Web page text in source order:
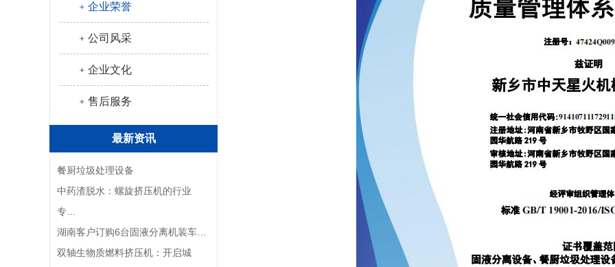
﹢企业荣誉
﹢公司风采
﹢企业文化
﹢售后服务
最新资讯
餐厨垃圾处理设备
中药渣脱水：螺旋挤压机的行业
专…
湖南客户订购6台固液分离机装车…
双轴生物质燃料挤压机：开启城